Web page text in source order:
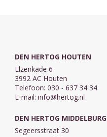
DEN HERTOG HOUTEN
Elzenkade 6
3992 AC Houten
Telefoon: 030 - 637 34 34
E-mail: info@hertog.nl
DEN HERTOG MIDDELBURG
Segeersstraat 30